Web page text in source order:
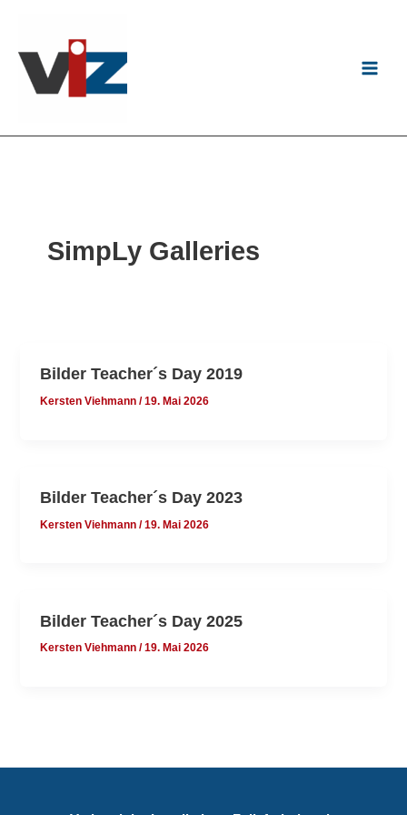
springen
SimpLy Galleries
Bilder Teacher´s Day 2019
Kersten Viehmann/19. Mai 2026
Bilder Teacher´s Day 2023
Kersten Viehmann/19. Mai 2026
Bilder Teacher´s Day 2025
Kersten Viehmann/19. Mai 2026